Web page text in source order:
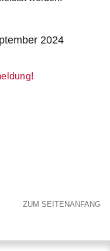
2024
ZUM SEITENANFANG